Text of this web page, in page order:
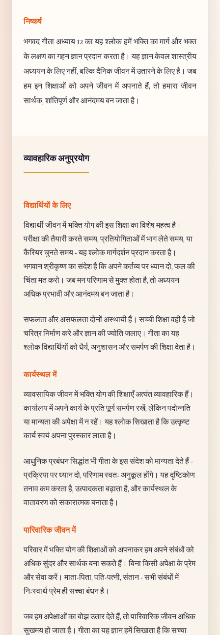
निष्कर्ष
भगवद गीता अध्याय 12 का यह श्लोक हमें भक्ति का मार्ग और भक्त
के लक्षण का गहन ज्ञान प्रदान करता है। यह ज्ञान केवल शास्त्रीय
अध्ययन के लिए नहीं, बल्कि दैनिक जीवन में उतारने के लिए है। जब
हम इन शिक्षाओं को अपने जीवन में अपनाते हैं, तो हमारा जीवन
सार्थक, शांतिपूर्ण और आनंदमय बन जाता है।
व्यावहारिक अनुप्रयोग
विद्यार्थियों के लिए
विद्यार्थी जीवन में भक्ति योग की इस शिक्षा का विशेष महत्व है।
परीक्षा की तैयारी करते समय, प्रतियोगिताओं में भाग लेते समय, या
कैरियर चुनते समय - यह श्लोक मार्गदर्शन प्रदान करता है।
भगवान श्रीकृष्ण का संदेश है कि अपने कर्तव्य पर ध्यान दो, फल की
चिंता मत करो। जब मन परिणाम से मुक्त होता है, तो अध्ययन
अधिक प्रभावी और आनंदमय बन जाता है।
सफलता और असफलता दोनों अस्थायी हैं। सच्ची शिक्षा वही है जो
चरित्र निर्माण करे और ज्ञान की ज्योति जलाए। गीता का यह
श्लोक विद्यार्थियों को धैर्य, अनुशासन और समर्पण की शिक्षा देता है।
कार्यस्थल में
व्यावसायिक जीवन में भक्ति योग की शिक्षाएँ अत्यंत व्यावहारिक हैं।
कार्यालय में अपने कार्य के प्रति पूर्ण समर्पण रखें, लेकिन पदोन्नति
या मान्यता की अपेक्षा में न रहें। यह श्लोक सिखाता है कि उत्कृष्ट
कार्य स्वयं अपना पुरस्कार लाता है।
आधुनिक प्रबंधन सिद्धांत भी गीता के इस संदेश को मान्यता देते हैं -
प्रक्रिया पर ध्यान दो, परिणाम स्वतः अनुकूल होंगे। यह दृष्टिकोण
तनाव कम करता है, उत्पादकता बढ़ाता है, और कार्यस्थल के
वातावरण को सकारात्मक बनाता है।
पारिवारिक जीवन में
परिवार में भक्ति योग की शिक्षाओं को अपनाकर हम अपने संबंधों को
अधिक सुंदर और सार्थक बना सकते हैं। बिना किसी अपेक्षा के प्रेम
और सेवा करें। माता-पिता, पति-पत्नी, संतान - सभी संबंधों में
निःस्वार्थ प्रेम ही सच्चा बंधन है।
जब हम अपेक्षाओं का बोझ उतार देते हैं, तो पारिवारिक जीवन अधिक
सुखमय हो जाता है। गीता का यह ज्ञान हमें सिखाता है कि सच्चा